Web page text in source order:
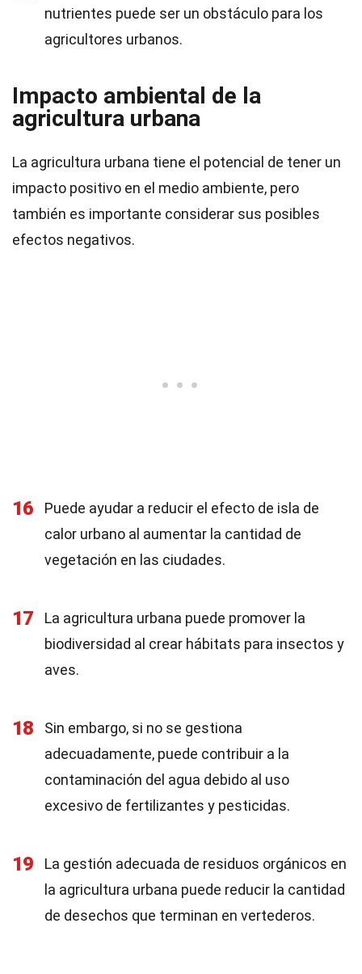
nutrientes puede ser un obstáculo para los
agricultores urbanos.
Impacto ambiental de la
agricultura urbana
La agricultura urbana tiene el potencial de tener un
impacto positivo en el medio ambiente, pero
también es importante considerar sus posibles
efectos negativos.
16
Puede ayudar a reducir el efecto de isla de
calor urbano al aumentar la cantidad de
vegetación en las ciudades.
17
La agricultura urbana puede promover la
biodiversidad al crear hábitats para insectos y
aves.
18
Sin embargo, si no se gestiona
adecuadamente, puede contribuir a la
contaminación del agua debido al uso
excesivo de fertilizantes y pesticidas.
19
La gestión adecuada de residuos orgánicos en
la agricultura urbana puede reducir la cantidad
de desechos que terminan en vertederos.